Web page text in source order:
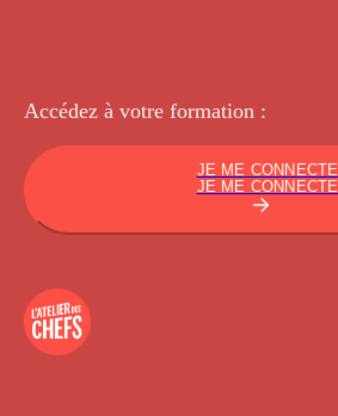
Accédez à votre formation :
JE ME CONNECTE
JE ME CONNECTE